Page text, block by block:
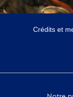
Crédits et